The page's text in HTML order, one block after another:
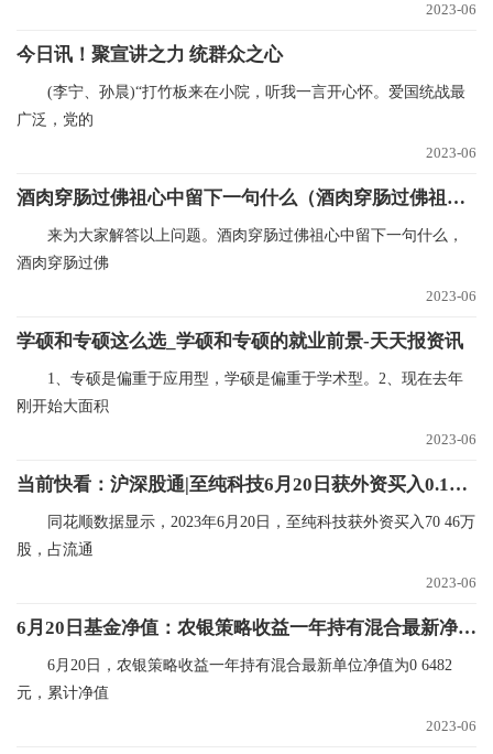
2023-06
今日讯！聚宣讲之力 统群众之心
(李宁、孙晨)“打竹板来在小院，听我一言开心怀。爱国统战最
广泛，党的
2023-06
酒肉穿肠过佛祖心中留下一句什么（酒肉穿肠过佛祖心中留下一句）_当前资讯
来为大家解答以上问题。酒肉穿肠过佛祖心中留下一句什么，
酒肉穿肠过佛
2023-06
学硕和专硕这么选_学硕和专硕的就业前景-天天报资讯
1、专硕是偏重于应用型，学硕是偏重于学术型。2、现在去年
刚开始大面积
2023-06
当前快看：沪深股通|至纯科技6月20日获外资买入0.18%股份
同花顺数据显示，2023年6月20日，至纯科技获外资买入70 46万
股，占流通
2023-06
6月20日基金净值：农银策略收益一年持有混合最新净值0.6482，跌0.2%-短讯
6月20日，农银策略收益一年持有混合最新单位净值为0 6482
元，累计净值
2023-06